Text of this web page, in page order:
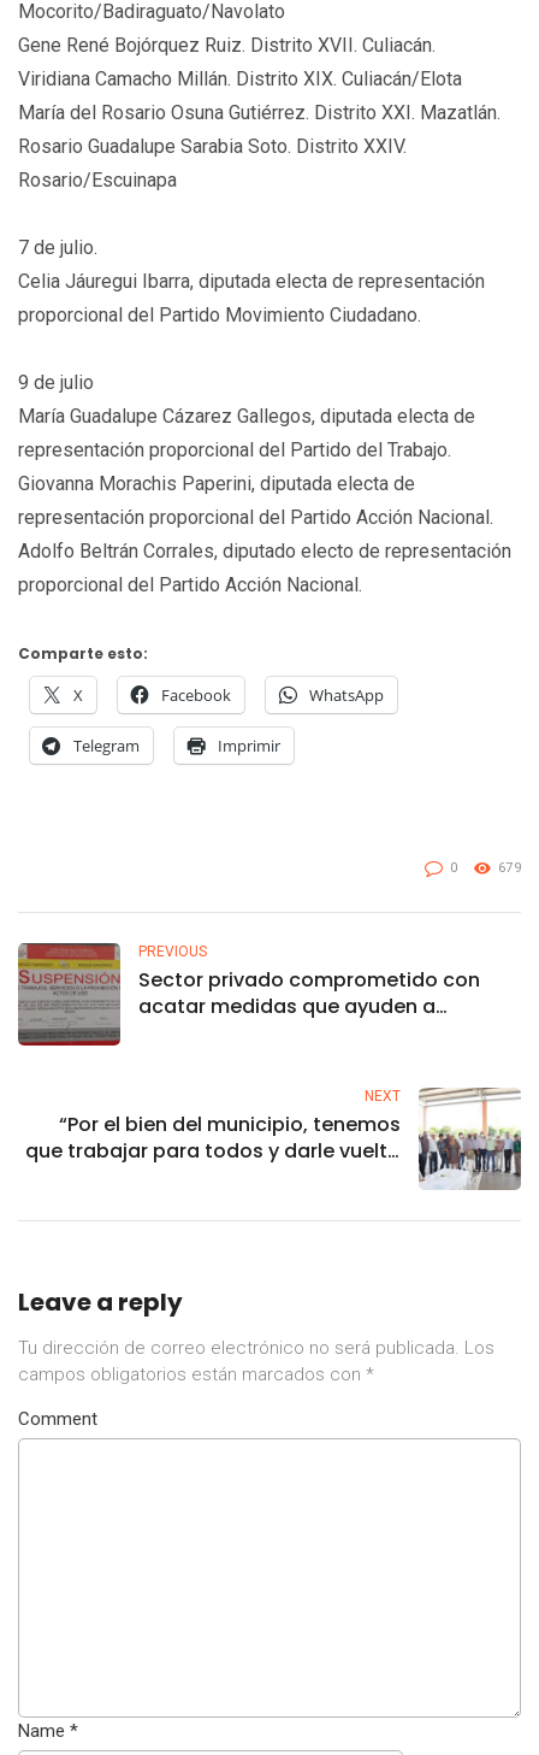
Mocorito/Badiraguato/Navolato
Gene René Bojórquez Ruiz. Distrito XVII. Culiacán.
Viridiana Camacho Millán. Distrito XIX. Culiacán/Elota
María del Rosario Osuna Gutiérrez. Distrito XXI. Mazatlán.
Rosario Guadalupe Sarabia Soto. Distrito XXIV.
Rosario/Escuinapa
7 de julio.
Celia Jáuregui Ibarra, diputada electa de representación
proporcional del Partido Movimiento Ciudadano.
9 de julio
María Guadalupe Cázarez Gallegos, diputada electa de
representación proporcional del Partido del Trabajo.
Giovanna Morachis Paperini, diputada electa de
representación proporcional del Partido Acción Nacional.
Adolfo Beltrán Corrales, diputado electo de representación
proporcional del Partido Acción Nacional.
Comparte esto:
X Facebook WhatsApp
Telegram Imprimir
0 679
PREVIOUS
Sector privado comprometido con
acatar medidas que ayuden a
NEXT
“Por el bien del municipio, tenemos
que trabajar para todos y darle vuelta
Leave a reply
Tu dirección de correo electrónico no será publicada. Los
campos obligatorios están marcados con *
Comment
Name *